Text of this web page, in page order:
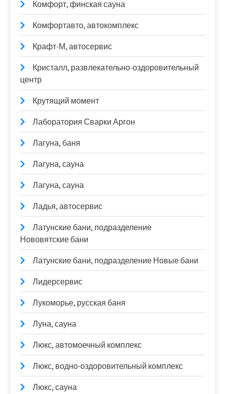
Комфорт, финская сауна
Комфортавто, автокомплекс
Крафт-М, автосервис
Кристалл, развлекательно-оздоровительный
центр
Крутящий момент
Лаборатория Сварки Аргон
Лагуна, баня
Лагуна, сауна
Лагуна, сауна
Ладья, автосервис
Латунские бани, подразделение
Нововятские бани
Латунские бани, подразделение Новые бани
Лидерсервис
Лукоморье, русская баня
Луна, сауна
Люкс, автомоечный комплекс
Люкс, водно-оздоровительный комплекс
Люкс, сауна